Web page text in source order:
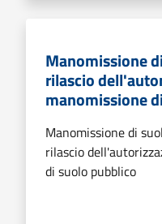
Manomissione
rilascio
manomissione
Manomissione di
rilascio
di suolo pubblico